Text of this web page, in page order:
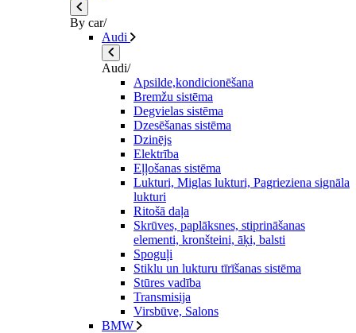
By car/
Audi
Audi/
Apsilde,kondicionēšana
Bremžu sistēma
Degvielas sistēma
Dzesēšanas sistēma
Dzinējs
Elektrība
Eļļošanas sistēma
Lukturi, Miglas lukturi, Pagrieziena signāla
lukturi
Ritošā daļa
Skrūves, paplāksnes, stiprināšanas
elementi, kronšteini, āķi, balsti
Spoguļi
Stiklu un lukturu tīrīšanas sistēma
Stūres vadība
Transmisija
Virsbūve, Salons
BMW